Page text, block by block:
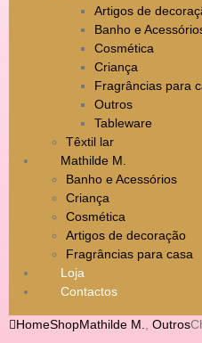
Artigos de
Banho e
Cosmética
Criança
Fragrâncias para
Outros
Tableware
Têxtil lar
Mathilde M.
Banho e Acessórios
Criança
Cosmética
Artigos de decoração
Fragrâncias para casa
Loja
Contactos
HomeShopMathilde M. Outros